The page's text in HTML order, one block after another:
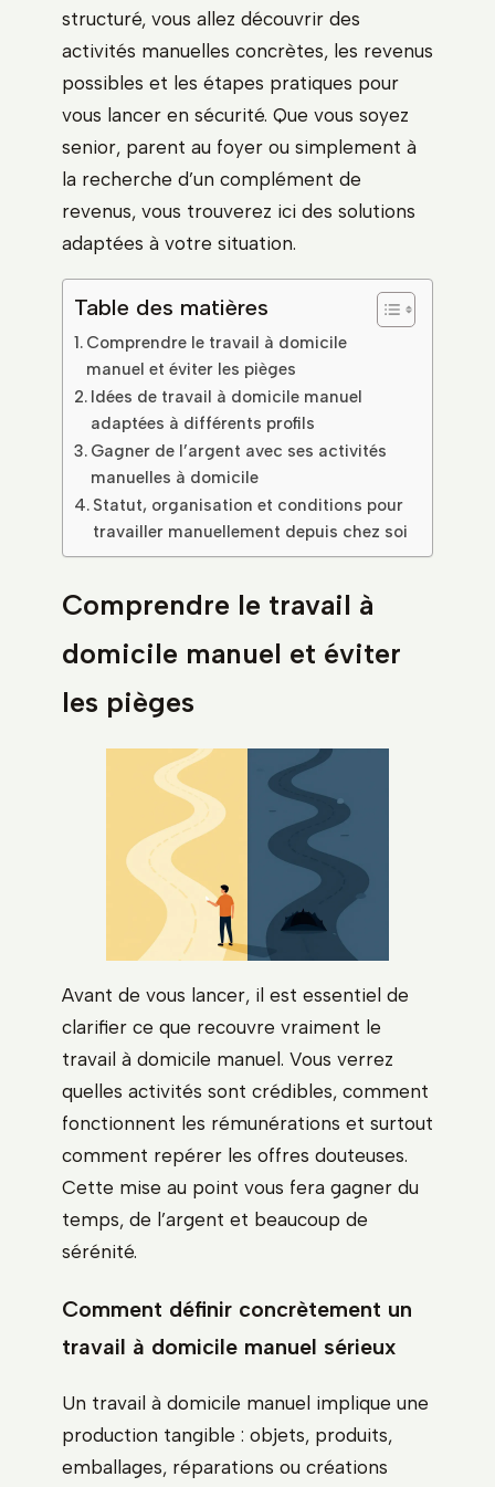
structuré, vous allez découvrir des
activités manuelles concrètes, les revenus
possibles et les étapes pratiques pour
vous lancer en sécurité. Que vous soyez
senior, parent au foyer ou simplement à
la recherche d’un complément de
revenus, vous trouverez ici des solutions
adaptées à votre situation.
Table des matières
Comprendre le travail à domicile
manuel et éviter les pièges
Idées de travail à domicile manuel
adaptées à différents profils
Gagner de l’argent avec ses activités
manuelles à domicile
Statut, organisation et conditions pour
travailler manuellement depuis chez soi
Comprendre le travail à
domicile manuel et éviter
les pièges
Avant de vous lancer, il est essentiel de
clarifier ce que recouvre vraiment le
travail à domicile manuel. Vous verrez
quelles activités sont crédibles, comment
fonctionnent les rémunérations et surtout
comment repérer les offres douteuses.
Cette mise au point vous fera gagner du
temps, de l’argent et beaucoup de
sérénité.
Comment définir concrètement un
travail à domicile manuel sérieux
Un travail à domicile manuel implique une
production tangible : objets, produits,
emballages, réparations ou créations